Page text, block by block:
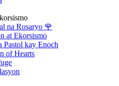
na Rosaryo 🌹
at Ekorsismo
Pastol kay Enoch
of Hearts